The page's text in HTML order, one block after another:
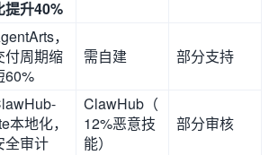
提升40%
，
付周期缩
60%
需自建 部分支持
本地化，
全审计
ClawHub（
12%恶意技
能）
部分审核